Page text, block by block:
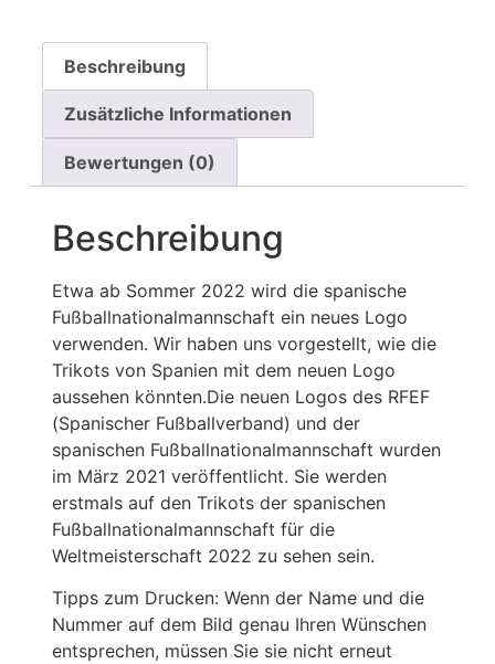
Beschreibung
Zusätzliche Informationen
Bewertungen (0)
Beschreibung
Etwa ab Sommer 2022 wird die spanische
Fußballnationalmannschaft ein neues Logo
verwenden. Wir haben uns vorgestellt, wie die
Trikots von Spanien mit dem neuen Logo
aussehen könnten.Die neuen Logos des RFEF
(Spanischer Fußballverband) und der
spanischen Fußballnationalmannschaft wurden
im März 2021 veröffentlicht. Sie werden
erstmals auf den Trikots der spanischen
Fußballnationalmannschaft für die
Weltmeisterschaft 2022 zu sehen sein.
Tipps zum Drucken: Wenn der Name und die
Nummer auf dem Bild genau Ihren Wünschen
entsprechen, müssen Sie sie nicht erneut